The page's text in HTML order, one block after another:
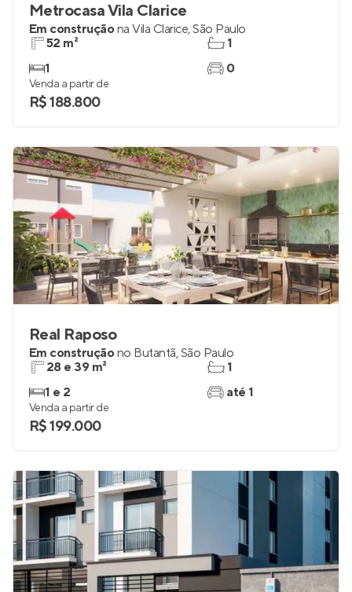
Metrocasa Vila Clarice
Em construçãona Vila Clarice,São Paulo
52 m²
1
1
0
Venda a partir de
R$ 188.800
Real Raposo
Em construçãono Butantã,São Paulo
28 e 39 m²
1 e 2
1
até 1
Venda a partir de
R$ 199.000